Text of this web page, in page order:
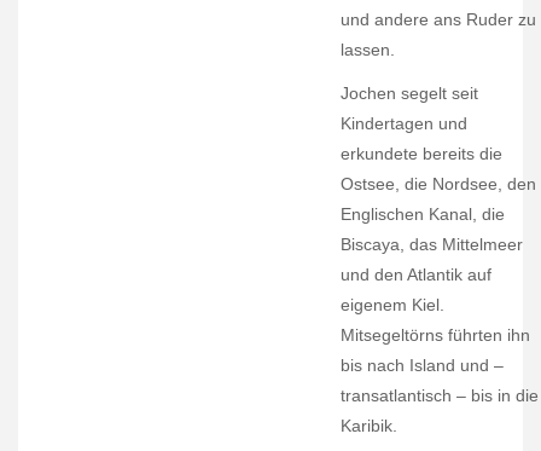
und andere ans Ruder zu
lassen.
Jochen segelt seit
Kindertagen und
erkundete bereits die
Ostsee, die Nordsee, den
Englischen Kanal, die
Biscaya, das Mittelmeer
und den Atlantik auf
eigenem Kiel.
Mitsegeltörns führten ihn
bis nach Island und –
transatlantisch – bis in die
Karibik.